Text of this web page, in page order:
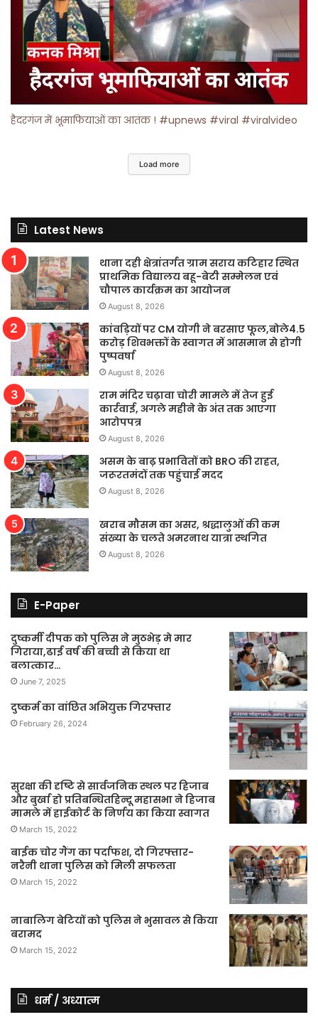
हैदरगंज में भूमाफियाओं का आतंक ! #upnews #viral #viralvideo
Load more
Latest News
थाना दही क्षेत्रांतर्गत ग्राम सराय कटिहार स्थित
प्राथमिक विद्यालय बहू-बेटी सम्मेलन एवं
चौपाल कार्यक्रम का आयोजन
August 8, 2026
कांवड़ियों पर CM योगी ने बरसाए फूल,बोले4.5
करोड़ शिवभक्तों के स्वागत में आसमान से होगी
पुष्पवर्षा
August 8, 2026
राम मंदिर चढ़ावा चोरी मामले में तेज हुई
कार्रवाई, अगले महीने के अंत तक आएगा
आरोपपत्र
August 8, 2026
असम के बाढ़ प्रभावितों को BRO की राहत,
जरूरतमंदों तक पहुंचाई मदद
August 8, 2026
खराब मौसम का असर, श्रद्धालुओं की कम
संख्या के चलते अमरनाथ यात्रा स्थगित
August 8, 2026
E-Paper
दुष्कर्मी दीपक को पुलिस ने मुठभेड़ मे मार
गिराया,ढाई वर्ष की बच्ची से किया था
बलात्कार…
June 7, 2025
दुष्कर्म का वांछित अभियुक्त गिरफ्तार
February 26, 2024
सुरक्षा की दृष्टि से सार्वजनिक स्थल पर हिजाब
और बुर्खा हो प्रतिबन्धितहिन्दू महासभा ने हिजाब
मामले में हाईकोर्ट के निर्णय का किया स्वागत
March 15, 2022
बाईक चोर गैंग का पर्दाफश, दो गिरफ्तार-
नरैनी थाना पुलिस को मिली सफलता
March 15, 2022
नाबालिग बेटियों को पुलिस ने भुसावल से किया
बरामद
March 15, 2022
धर्म / अध्यात्म